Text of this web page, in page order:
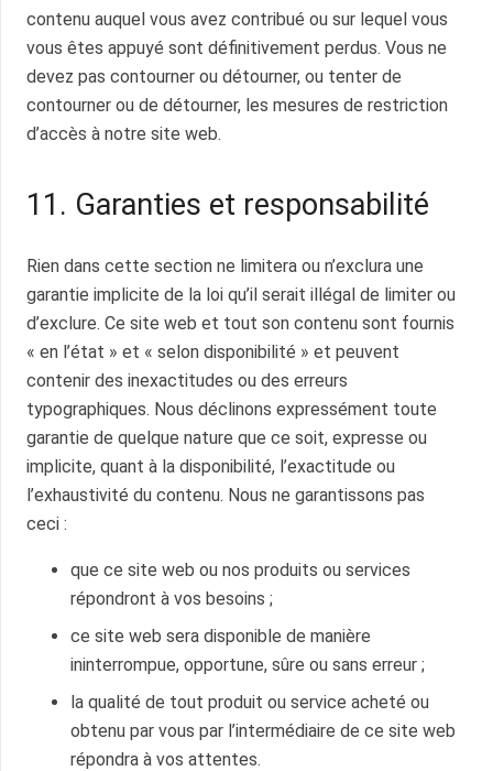
contenu auquel vous avez contribué ou sur lequel vous
vous êtes appuyé sont définitivement perdus. Vous ne
devez pas contourner ou détourner, ou tenter de
contourner ou de détourner, les mesures de restriction
d’accès à notre site web.
11. Garanties et responsabilité
Rien dans cette section ne limitera ou n’exclura une
garantie implicite de la loi qu’il serait illégal de limiter ou
d’exclure. Ce site web et tout son contenu sont fournis
« en l’état » et « selon disponibilité » et peuvent
contenir des inexactitudes ou des erreurs
typographiques. Nous déclinons expressément toute
garantie de quelque nature que ce soit, expresse ou
implicite, quant à la disponibilité, l’exactitude ou
l’exhaustivité du contenu. Nous ne garantissons pas
ceci :
que ce site web ou nos produits ou services
répondront à vos besoins ;
ce site web sera disponible de manière
ininterrompue, opportune, sûre ou sans erreur ;
la qualité de tout produit ou service acheté ou
obtenu par vous par l’intermédiaire de ce site web
répondra à vos attentes.